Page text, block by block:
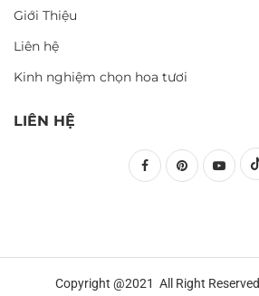
Giới Thiệu
Liên hệ
Kinh nghiệm chọn hoa tươi
LIÊN HỆ
Copyright @2021 All Right Reserved